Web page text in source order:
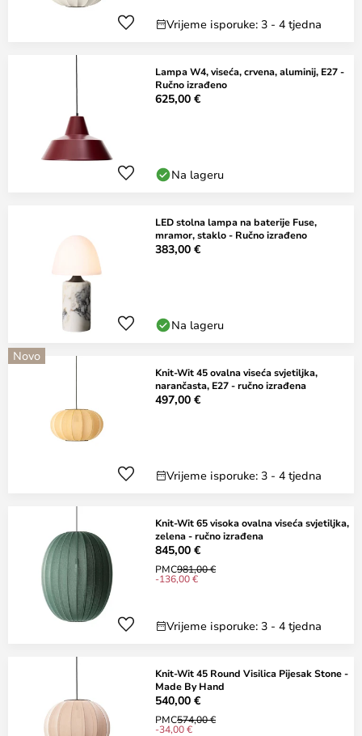
Vrijeme isporuke: 3 - 4 tjedna
Lampa W4, viseća, crvena, aluminij, E27 -
Ručno izrađeno
625,00 €
Na lageru
LED stolna lampa na baterije Fuse,
mramor, staklo - Ručno izrađeno
383,00 €
Na lageru
Novo
Knit-Wit 45 ovalna viseća svjetiljka,
narančasta, E27 - ručno izrađena
497,00 €
Vrijeme isporuke: 3 - 4 tjedna
Knit-Wit 65 visoka ovalna viseća svjetiljka,
zelena - ručno izrađena
845,00 €
PMC981,00 €
-136,00 €
Vrijeme isporuke: 3 - 4 tjedna
Knit-Wit 45 Round Visilica Pijesak Stone -
Made By Hand
540,00 €
PMC574,00 €
-34,00 €